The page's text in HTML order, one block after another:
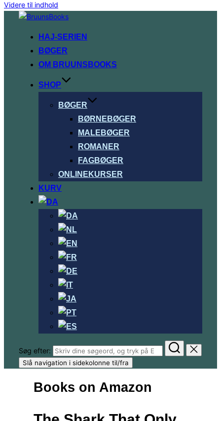
Videre til indhold
HAJ-SERIEN
BØGER
OM BRUUNSBOOKS
SHOP
BØGER
BØRNEBØGER
MALEBØGER
ROMANER
FAGBØGER
ONLINEKURSER
KURV
Søg efter:
Slå navigation i sidekolonne til/fra
Books on Amazon